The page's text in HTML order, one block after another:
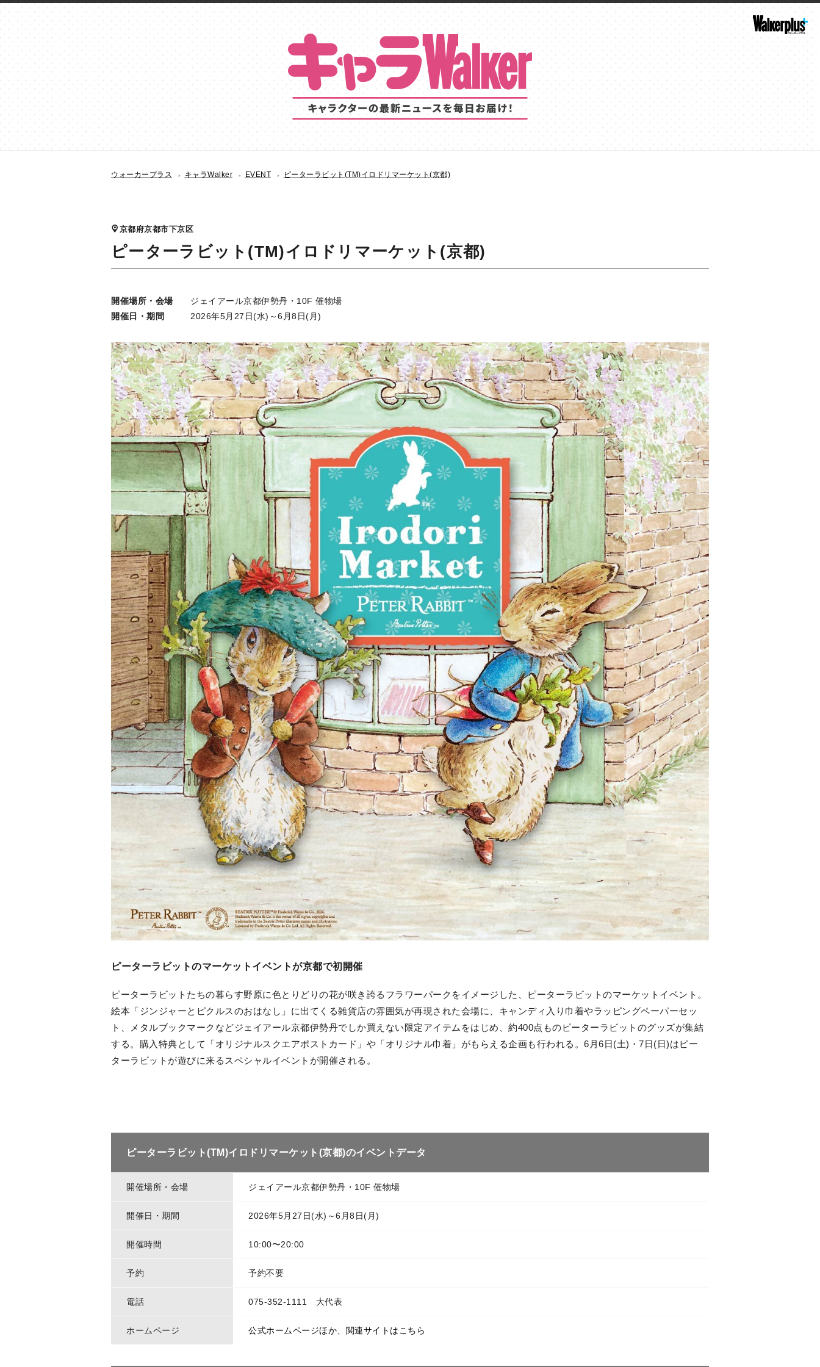
ウォーカープラス キャラWalker EVENT ピーターラビット(TM)イロドリマーケット(京都)
京都府京都市下京区
ピーターラビット(TM)イロドリマーケット(京都)
開催場所・会場
ジェイアール京都伊勢丹・10F 催物場
開催日・期間
2026年5月27日(水)～6月8日(月)
ピーターラビットのマーケットイベントが京都で初開催
ピーターラビットたちの暮らす野原に色とりどりの花が咲き誇るフラワーパークをイメージした、ピーターラビットのマーケットイベント。
絵本「ジンジャーとピクルスのおはなし」に出てくる雑貨店の雰囲気が再現された会場に、キャンディ入り巾着やラッピングペーパーセッ
ト、メタルブックマークなどジェイアール京都伊勢丹でしか買えない限定アイテムをはじめ、約400点ものピーターラビットのグッズが集結
する。購入特典として「オリジナルスクエアポストカード」や「オリジナル巾着」がもらえる企画も行われる。6月6日(土)・7日(日)はピー
ターラビットが遊びに来るスペシャルイベントが開催される。
ピーターラビット(TM)イロドリマーケット(京都)のイベントデータ
開催場所・会場 ジェイアール京都伊勢丹・10F 催物場
開催日・期間 2026年5月27日(水)～6月8日(月)
開催時間 10:00〜20:00
予約 予約不要
電話 075-352-1111 大代表
ホームページ 公式ホームページほか、関連サイトはこちら